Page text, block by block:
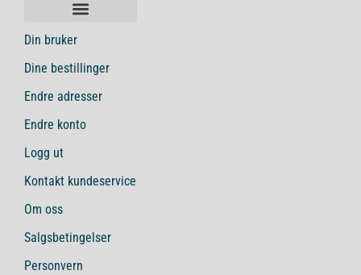
Din bruker
Dine bestillinger
Endre adresser
Endre konto
Logg ut
Kontakt kundeservice
Om oss
Salgsbetingelser
Personvern